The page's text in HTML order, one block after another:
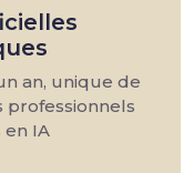
an, unique de
professionnels
en IA